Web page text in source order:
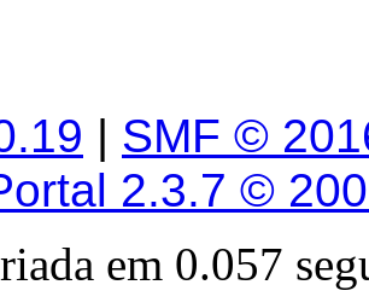
| SMF ©
2.3.7 ©
em 0.057